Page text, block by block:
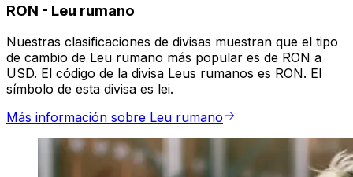
RON - Leu rumano
Nuestras clasificaciones de divisas muestran que el tipo
de cambio de Leu rumano más popular es de RON a
USD. El código de la divisa Leus rumanos es RON. El
símbolo de esta divisa es lei.
Más información sobre Leu rumano